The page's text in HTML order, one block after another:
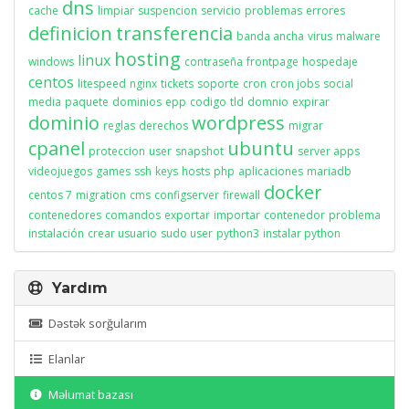
cache dns limpiar suspencion servicio problemas errores
definicion transferencia banda ancha virus malware
windows linux hosting contraseña frontpage hospedaje
centos litespeed nginx tickets soporte cron cron jobs social
media paquete dominios epp codigo tld domnio expirar
dominio reglas derechos wordpress migrar
cpanel proteccion user snapshot ubuntu server apps
videojuegos games ssh keys hosts php aplicaciones mariadb
centos 7 migration cms configserver firewall docker
contenedores comandos exportar importar contenedor problema
instalación crear usuario sudo user python3 instalar python
Yardım
Dəstək sorğularım
Elanlar
Məlumat bazası